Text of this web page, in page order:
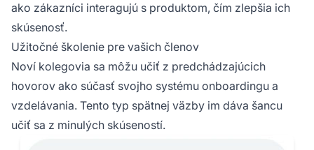
ako zákazníci interagujú s produktom, čím zlepšia ich
skúsenosť.
Užitočné školenie pre vašich členov
Noví kolegovia sa môžu učiť z predchádzajúcich
hovorov ako súčasť svojho systému onboardingu a
vzdelávania. Tento typ spätnej väzby im dáva šancu
učiť sa z minulých skúseností.